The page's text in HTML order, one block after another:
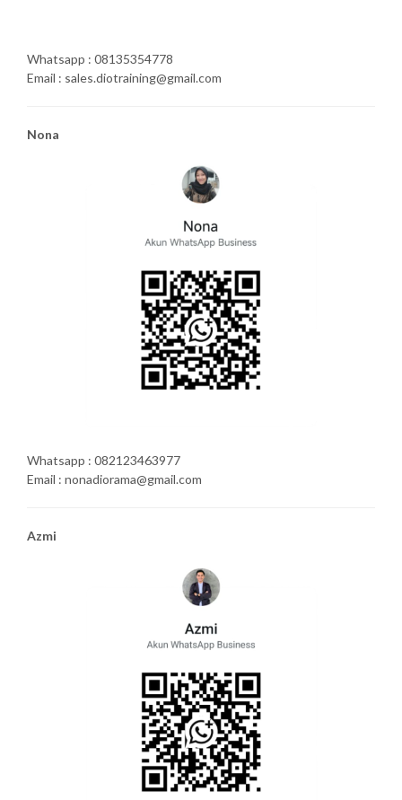
Whatsapp : 08135354778
Email : sales.diotraining@gmail.com
Nona
Whatsapp : 082123463977
Email : nonadiorama@gmail.com
Azmi